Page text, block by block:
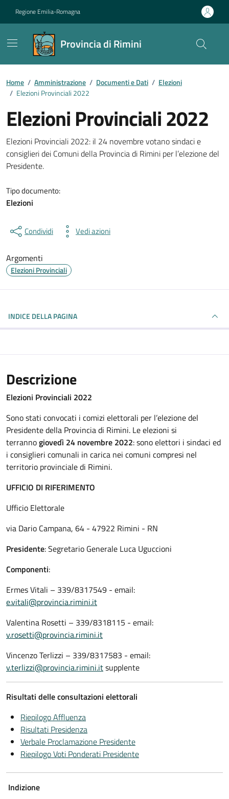
Regione Emilia-Romagna
Provincia di Rimini
Contenuti in evidenza
Home / Amministrazione / Documenti e Dati / Elezioni
/ Elezioni Provinciali 2022
Elezioni Provinciali 2022
Dettagli del documento
Elezioni Provinciali 2022: il 24 novembre votano sindaci e
consiglieri dei Comuni della Provincia di Rimini per l’elezione del
Presidente.
Tipo documento:
Elezioni
Condividi Vedi azioni
Argomenti
Elezioni Provinciali
INDICE DELLA PAGINA
Descrizione
Elezioni Provinciali 2022
Sono stati convocati i comizi elettorali per l’elezione del
Presidente della Provincia di Rimini. Le elezioni si
terrannogiovedì 24 novembre 2022: sono elettori i sindaci ed
i consiglieri comunali in carica nei comuni compresi nel
territorio provinciale di Rimini.
UFFICIO DI RIFERIMENTO
Ufficio Elettorale
via Dario Campana, 64 - 47922 Rimini - RN
Presidente: Segretario Generale Luca Uguccioni
Componenti:
Ermes Vitali – 339/8317549 - email:
e.vitali@provincia.rimini.it
Valentina Rosetti – 339/8318115 - email:
v.rosetti@provincia.rimini.it
Vincenzo Terlizzi – 339/8317583 - email:
v.terlizzi@provincia.rimini.itsupplente
Risultati delle consultazioni elettorali
Riepilogo Affluenza
Risultati Presidenza
Verbale Proclamazione Presidente
Riepilogo Voti Ponderati Presidente
Indizione